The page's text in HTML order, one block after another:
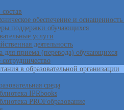
обеспечение и
поддержки обучающихся
услуги
деятельность
для приема (перевода) обучающихся
в образовательной организации
среда
IPRbooks
PROFобразование